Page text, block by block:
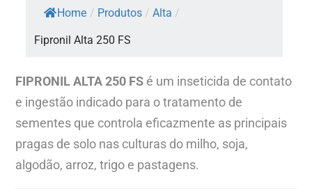
Home / Produtos / Alta /
Fipronil Alta 250 FS
FIPRONIL ALTA 250 FS é um inseticida de contato
e ingestão indicado para o tratamento de
sementes que controla eficazmente as principais
pragas de solo nas culturas do milho, soja,
algodão, arroz, trigo e pastagens.